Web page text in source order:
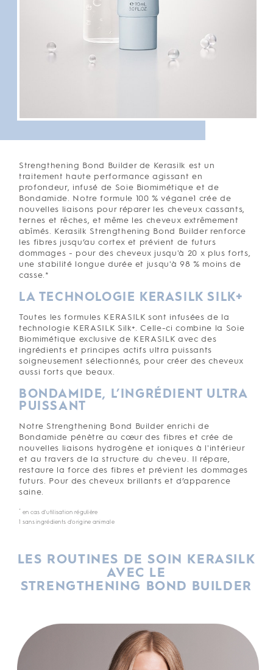
Strengthening Bond Builder de Kerasilk est un
traitement haute performance agissant en
profondeur, infusé de Soie Biomimétique et de
Bondamide. Notre formule 100 % végane1 crée de
nouvelles liaisons pour réparer les cheveux cassants,
ternes et rêches, et même les cheveux extrêmement
abîmés. Kerasilk Strengthening Bond Builder renforce
les fibres jusqu’au cortex et prévient de futurs
dommages - pour des cheveux jusqu'à 20 x plus forts,
une stabilité longue durée et jusqu'à 98 % moins de
casse.*
LA TECHNOLOGIE KERASILK SILK+
Toutes les formules KERASILK sont infusées de la
technologie KERASILK Silk+. Celle-ci combine la Soie
Biomimétique exclusive de KERASILK avec des
ingrédients et principes actifs ultra puissants
soigneusement sélectionnés, pour créer des cheveux
aussi forts que beaux.
BONDAMIDE, L’INGRÉDIENT ULTRA
PUISSANT
Notre Strengthening Bond Builder enrichi de
Bondamide pénètre au cœur des fibres et crée de
nouvelles liaisons hydrogène et ioniques à l'intérieur
et au travers de la structure du cheveu. Il répare,
restaure la force des fibres et prévient les dommages
futurs. Pour des cheveux brillants et d’apparence
saine.
* en cas d'utilisation régulière
1 sans ingrédients d'origine animale
LES ROUTINES DE SOIN KERASILK
AVEC LE
STRENGTHENING BOND BUILDER